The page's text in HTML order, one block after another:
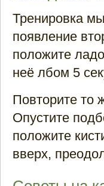
Тренировка
появление
положите
неё лбом 5
Повторите то
Опустите
положите
вверх,